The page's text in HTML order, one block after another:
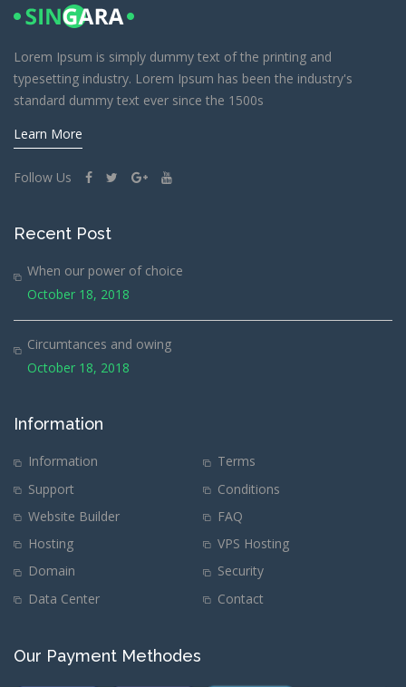
Lorem Ipsum is simply dummy text of the printing and
typesetting industry. Lorem Ipsum has been the industry's
standard dummy text ever since the 1500s
Learn More
Follow Us
Recent Post
When our power of choice
October 18, 2018
Circumtances and owing
October 18, 2018
Information
Information
Terms
Support
Conditions
Website Builder
FAQ
Hosting
VPS Hosting
Domain
Security
Data Center
Contact
Our Payment Methodes